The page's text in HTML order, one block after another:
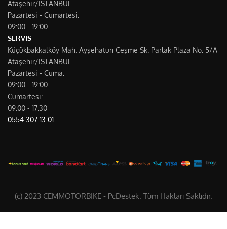
Ataşehir/İSTANBUL
Pazartesi - Cumartesi:
09:00 - 19:00
SERVİS
Küçükbakkalköy Mah. Ayşehatun Çeşme Sk. Parlak Plaza No: 5/A
Ataşehir/İSTANBUL
Pazartesi - Cuma:
09:00 - 19:00
Cumartesi:
09:00 - 17:30
0554 307 13 01
(c) 2023 CEMMOTORBIKE - PcDestek. Tüm Hakları Saklıdır.